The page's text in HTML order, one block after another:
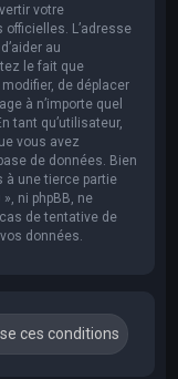
votre
L’adresse
au
le fait que
de déplacer
à n’importe quel
tant qu’utilisateur,
vous avez
de données. Bien
à une tierce partie
ni phpBB, ne
de tentative de
données.